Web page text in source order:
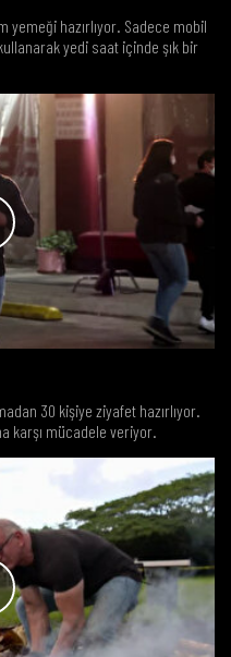
yemeği hazırlıyor. Sadece mobil
yedi saat içinde şık bir
30 kişiye ziyafet hazırlıyor.
karşı mücadele veriyor.